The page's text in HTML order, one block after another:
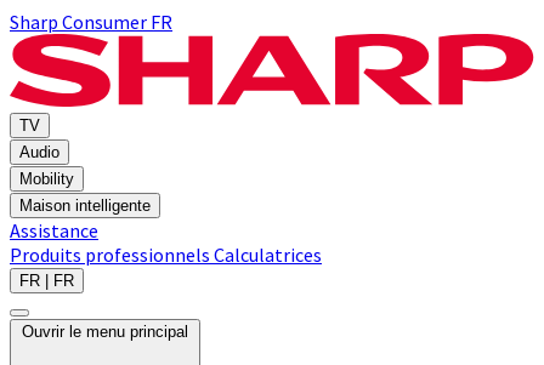
Sharp Consumer FR
TV
Audio
Mobility
Maison intelligente
Assistance
Produits professionnels Calculatrices
FR | FR
Ouvrir le menu principal